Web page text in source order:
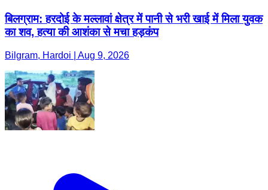
बिलग्राम: हरदोई के मल्लावां क्षेत्र में पानी से भरी खाई में मिला युवक
का शव, हत्या की आशंका से मचा हड़कंप
Bilgram, Hardoi | Aug 9, 2026